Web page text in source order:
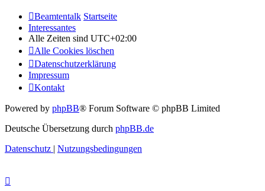
Beamtentalk Startseite
Interessantes
Alle Zeiten sind UTC+02:00
Alle Cookies löschen
Datenschutzerklärung
Impressum
Kontakt
Powered by phpBB® Forum Software © phpBB Limited
Deutsche Übersetzung durch phpBB.de
Datenschutz | Nutzungsbedingungen